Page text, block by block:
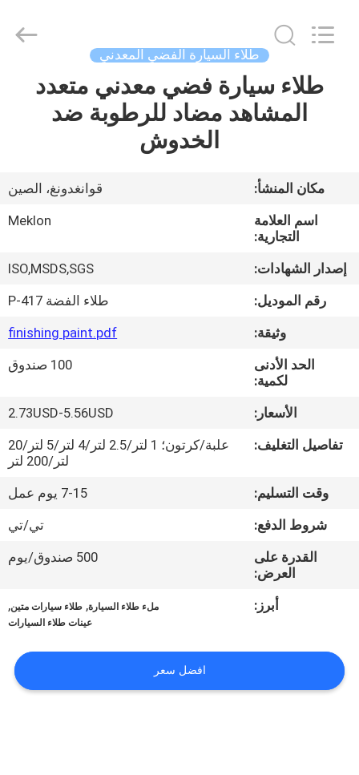
منزل
أشرطة
فيديو
حول
المعمل
ضبط
اتصل
طلب
اقتباس
Technology
طلاء السيارة الفضي المعدني
طلاء سيارة فضي معدني متعدد
المشاهد مضاد للرطوبة ضد
الخدوش
مكان المنشأ:
قوانغدونغ، الصين
اسم العلامة
التجارية:
Meklon
إصدار الشهادات:
ISO,MSDS,SGS
رقم الموديل:
طلاء الفضة P-417
وثيقة:
finishing paint.pdf
الحد الأدنى
لكمية:
100 صندوق
الأسعار:
2.73USD-5.56USD
تفاصيل التغليف:
علبة/كرتون؛ 1 لتر/2.5 لتر/4 لتر/5 لتر/20
لتر/200 لتر
وقت التسليم:
7-15 يوم عمل
شروط الدفع:
تي/تي
القدرة على
العرض:
500 صندوق/يوم
أبرز: ملء طلاء السيارة, طلاء سيارات متين,
عينات طلاء السيارات
افضل سعر